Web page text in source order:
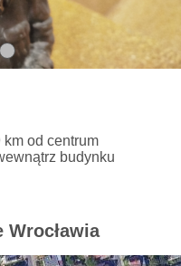
km od centrum
budynku
Wrocławia